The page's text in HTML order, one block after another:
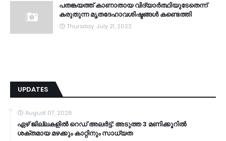
പതങ്കയത്ത് കാണാതായ വിദ്യാർത്ഥിയുടേതെന്ന്
കരുതുന്ന മൃതദേഹാവശിഷ്ടങ്ങൾ കണ്ടെത്തി
Thursday, July 21, 2022
UPDATES
August 07, 2026
ഏഴ് ജില്ലകളില്‍ റെഡ് അലര്‍ട്ട്: അടുത്ത 3 മണിക്കൂറിൽ
ശക്തമായ മഴക്കും കാറ്റിനും സാധ്യത